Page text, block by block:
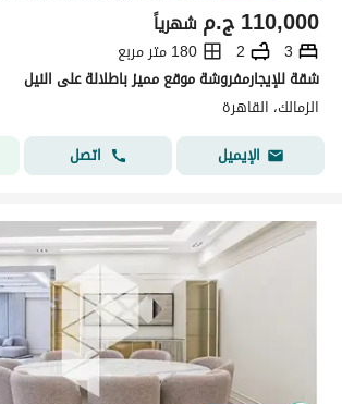
ج.م110,000 شهرياً
3
2
180 متر مربع
شقة للإيجارمفروشة موقع مميز باطلالة على النيل
الزمالك، القاهرة
الإيميل
اتصل